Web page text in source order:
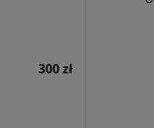
300 zł